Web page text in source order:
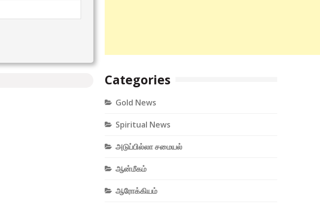
Categories
Gold News
Spiritual News
அடுப்பில்லா சமையல்
ஆன்மீகம்
ஆரோக்கியம்